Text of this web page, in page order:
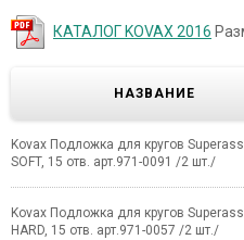
КАТАЛОГ KOVAX 2016
НАЗВАНИЕ
Kovax Подложка для кругов
SOFT, 15 отв. арт.971-0091 /2 шт./
Kovax Подложка для кругов
HARD, 15 отв. арт.971-0057 /2 шт./